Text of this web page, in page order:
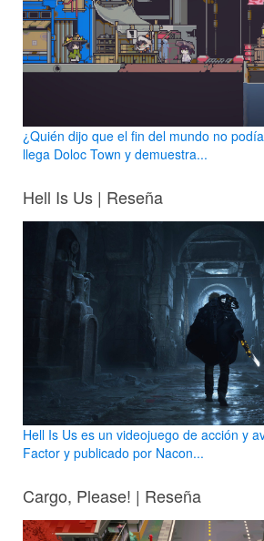
¿Quién dijo que el fin del mundo no
llega Doloc Town y demuestra...
Hell Is Us | Reseña
Hell Is Us es un videojuego de acción y
Factor y publicado por Nacon...
Cargo, Please! | Reseña